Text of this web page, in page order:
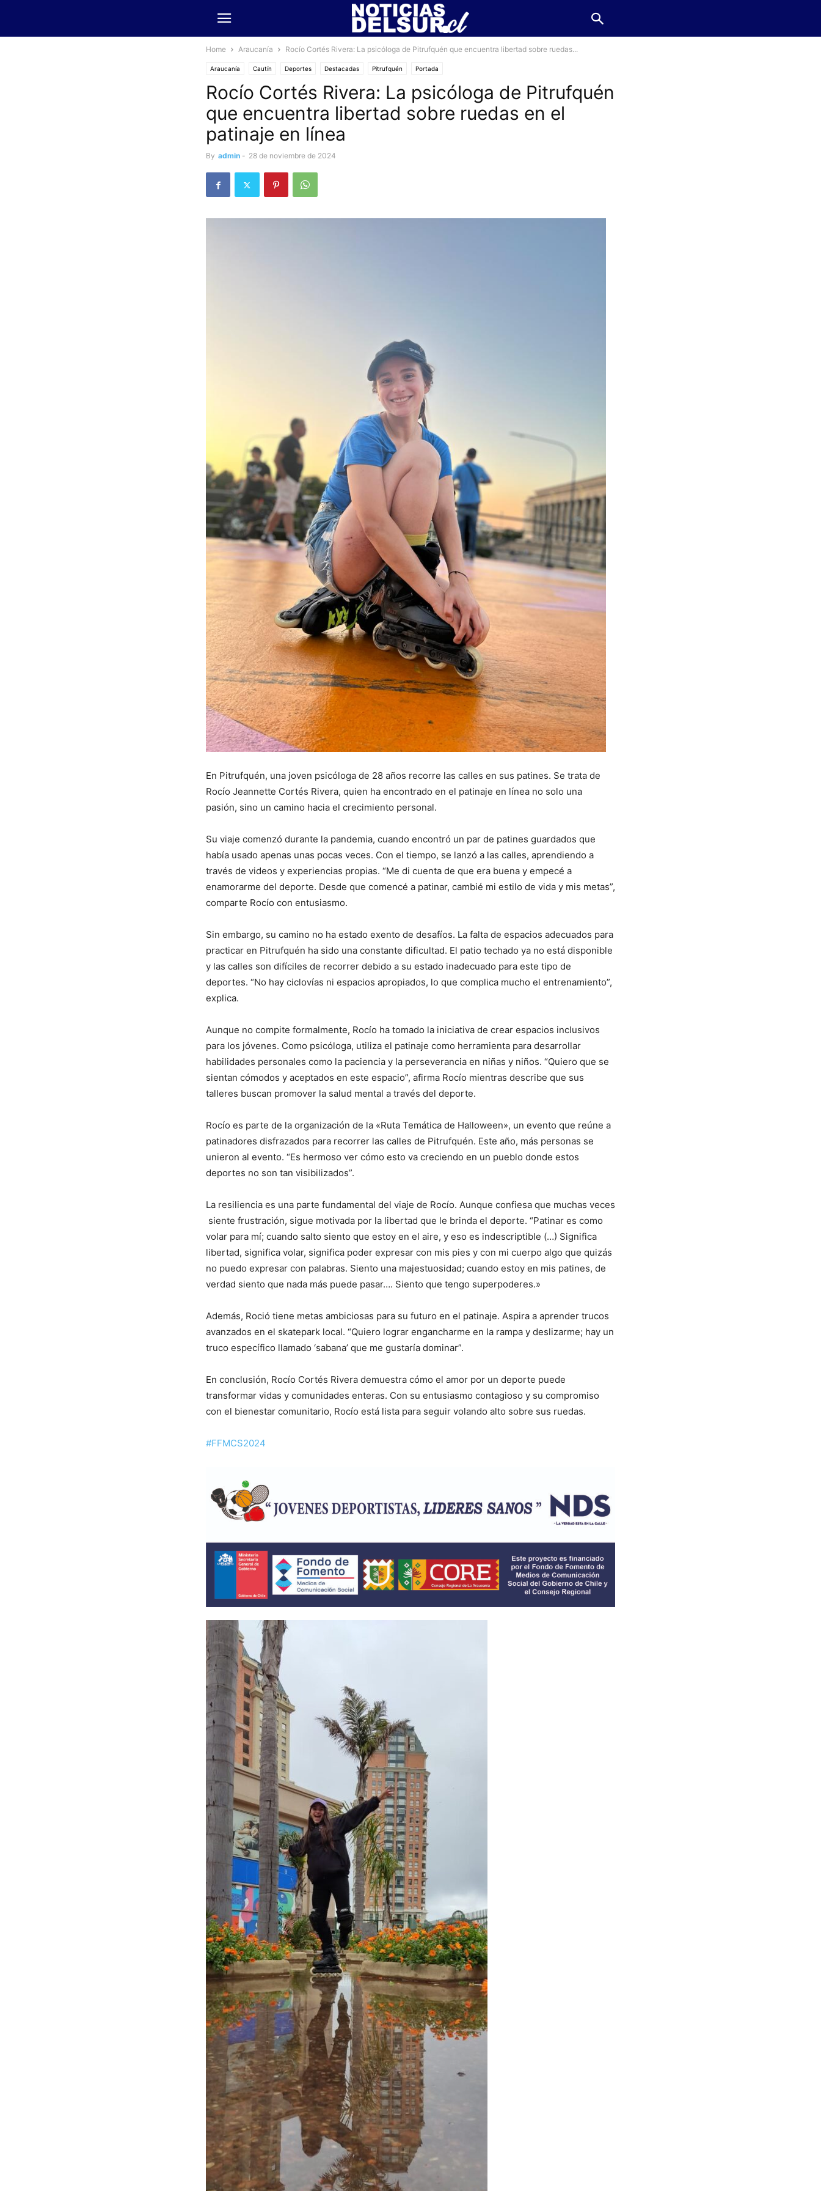
Home Araucanía Rocío Cortés Rivera: La psicóloga de Pitrufquén que encuentra libertad sobre ruedas...
Araucanía Cautín Deportes Destacadas Pitrufquén Portada
Rocío Cortés Rivera: La psicóloga de Pitrufquén
que encuentra libertad sobre ruedas en el
patinaje en línea
By admin - 28 de noviembre de 2024
En Pitrufquén, una joven psicóloga de 28 años recorre las calles en sus patines. Se trata de
Rocío Jeannette Cortés Rivera, quien ha encontrado en el patinaje en línea no solo una
pasión, sino un camino hacia el crecimiento personal.
Su viaje comenzó durante la pandemia, cuando encontró un par de patines guardados que
había usado apenas unas pocas veces. Con el tiempo, se lanzó a las calles, aprendiendo a
través de videos y experiencias propias. “Me di cuenta de que era buena y empecé a
enamorarme del deporte. Desde que comencé a patinar, cambié mi estilo de vida y mis metas”,
comparte Rocío con entusiasmo.
Sin embargo, su camino no ha estado exento de desafíos. La falta de espacios adecuados para
practicar en Pitrufquén ha sido una constante dificultad. El patio techado ya no está disponible
y las calles son difíciles de recorrer debido a su estado inadecuado para este tipo de
deportes. “No hay ciclovías ni espacios apropiados, lo que complica mucho el entrenamiento”,
explica.
Aunque no compite formalmente, Rocío ha tomado la iniciativa de crear espacios inclusivos
para los jóvenes. Como psicóloga, utiliza el patinaje como herramienta para desarrollar
habilidades personales como la paciencia y la perseverancia en niñas y niños. “Quiero que se
sientan cómodos y aceptados en este espacio”, afirma Rocío mientras describe que sus
talleres buscan promover la salud mental a través del deporte.
Rocío es parte de la organización de la «Ruta Temática de Halloween», un evento que reúne a
patinadores disfrazados para recorrer las calles de Pitrufquén. Este año, más personas se
unieron al evento. “Es hermoso ver cómo esto va creciendo en un pueblo donde estos
deportes no son tan visibilizados”.
La resiliencia es una parte fundamental del viaje de Rocío. Aunque confiesa que muchas veces
siente frustración, sigue motivada por la libertad que le brinda el deporte. “Patinar es como
volar para mí; cuando salto siento que estoy en el aire, y eso es indescriptible (…) Significa
libertad, significa volar, significa poder expresar con mis pies y con mi cuerpo algo que quizás
no puedo expresar con palabras. Siento una majestuosidad; cuando estoy en mis patines, de
verdad siento que nada más puede pasar…. Siento que tengo superpoderes.»
Además, Roció tiene metas ambiciosas para su futuro en el patinaje. Aspira a aprender trucos
avanzados en el skatepark local. “Quiero lograr engancharme en la rampa y deslizarme; hay un
truco específico llamado ‘sabana’ que me gustaría dominar”.
En conclusión, Rocío Cortés Rivera demuestra cómo el amor por un deporte puede
transformar vidas y comunidades enteras. Con su entusiasmo contagioso y su compromiso
con el bienestar comunitario, Rocío está lista para seguir volando alto sobre sus ruedas.
#FFMCS2024